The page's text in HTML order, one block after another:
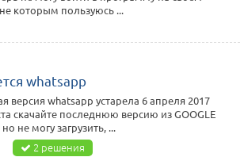
которым пользуюсь ...
whatsapp
версия whatsapp устарела 6 апреля 2017
скачайте последнюю версию из GOOGLE
но не могу загрузить, ...
2 решения